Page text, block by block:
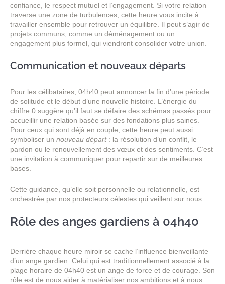
confiance, le respect mutuel et l’engagement. Si votre relation
traverse une zone de turbulences, cette heure vous incite à
travailler ensemble pour retrouver un équilibre. Il peut s’agir de
projets communs, comme un déménagement ou un
engagement plus formel, qui viendront consolider votre union.
Communication et nouveaux départs
Pour les célibataires, 04h40 peut annoncer la fin d’une période
de solitude et le début d’une nouvelle histoire. L’énergie du
chiffre 0 suggère qu’il faut se défaire des schémas passés pour
accueillir une relation basée sur des fondations plus saines.
Pour ceux qui sont déjà en couple, cette heure peut aussi
symboliser un nouveau départ: la résolution d’un conflit, le
pardon ou le renouvellement des vœux et des sentiments. C’est
une invitation à communiquer pour repartir sur de meilleures
bases.
Cette guidance, qu’elle soit personnelle ou relationnelle, est
orchestrée par nos protecteurs célestes qui veillent sur nous.
Rôle des anges gardiens à 04h40
Derrière chaque heure miroir se cache l’influence bienveillante
d’un ange gardien. Celui qui est traditionnellement associé à la
plage horaire de 04h40 est un ange de force et de courage. Son
rôle est de nous aider à matérialiser nos ambitions et à nous